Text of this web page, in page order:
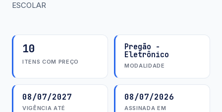
ESCOLAR
10
ITENS COM PREÇO
Pregão -
Eletrônico
MODALIDADE
08/07/2027
VIGÊNCIA ATÉ
08/07/2026
ASSINADA EM